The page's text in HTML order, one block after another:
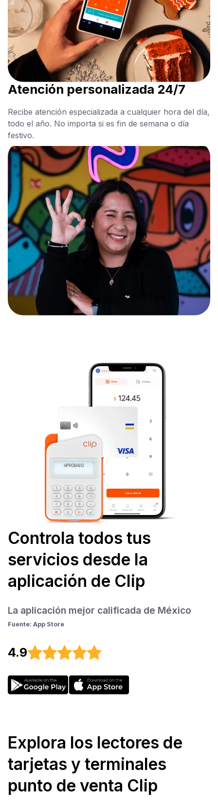
Atención personalizada 24/7
Recibe atención especializada a cualquier hora del día,
todo el año. No importa si es fin de semana o día
festivo.
Controla todos tus
servicios desde la
aplicación de Clip
La aplicación mejor calificada de México
Fuente: App Store
4.9
Explora los lectores de
tarjetas y terminales
punto de venta Clip